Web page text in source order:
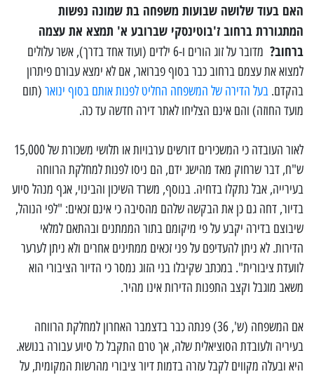
האם בעוד שלושה שבועות משפחה בת שמונה נפשות
המתגוררת ברחוב ז'בוטינסקי שברובע א' תמצא את עצמה
ברחוב?
מדובר על זוג הורים ו-6 ילדים (ועוד אחד בדרך), אשר עלולים
למצוא את עצמם ברחוב כבר בסוף פברואר, אם לא ימצא עבורם פיתרון
בהקדם. בעל הדירה של המשפחה החליט לפנות אותם בסוף ינואר (תום
מועד החוזה) והם אינם הצליחו לאתר דירה חדשה עד כה.
לאור העובדה כי המשכירים דורשים ערבויות או תלושי משכורת של 15,000
ש"ח, דבר שרחוק מאד מהישג ידם, הם ניסו לפנות למחלקת הרווחה
בעירייה, אבל נתקלו בדחיה. בנוסף, משרד השיכון והבינוי, אגף מנהל סיוע
בדיור, דחה גם כן את הבקשה שלהם מהסיבה כי אינם זכאים: "לפי הנוהל,
שיבוצם בדירה יקבע על פי מיקומם בתור הממתנים ובהתאם למלאי
הדירות. לא ניתן להעדיפם על פני זכאים ממתינים אחרים ולא ניתן לערער
לוועדת ציבורית". במכתב שקיבלו בני הזוג נמסר כי הדיור הציבורי הוא
משאב מוגבל וקצב התפנות הדירות אינו מהיר.
אם המשפחה (ש', 36) פנתה כבר בדצמבר האחרון למחלקת הרווחה
בעיריה ולעובדת הסוציאלית שלה, אך טרם התקבל כל סיוע עבורה בנושא.
היא ובעלה מקווים לקבל עזרה בדמות דיור ציבורי מהרשות המקומית, על